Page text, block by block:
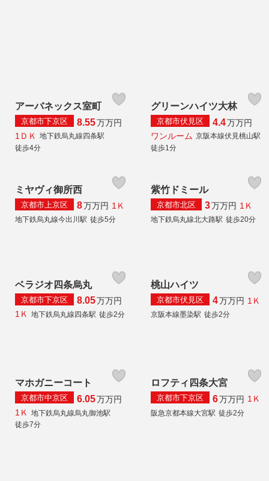
アーバネックス室町
京都市下京区 8.55万万円
1ＤＫ
地下鉄烏丸線四条駅
徒歩4分
グリーンハイツ大林
京都市伏見区 4.4万万円
ワンルーム 京阪本線伏見桃山駅
徒歩1分
ミヤヴィ御所西
京都市上京区 8万万円 1Ｋ
地下鉄烏丸線今出川駅 徒歩5分
紫竹ドミール
京都市北区 3万万円 1Ｋ
地下鉄烏丸線北大路駅 徒歩20分
ベラジオ四条烏丸
京都市下京区 8.05万万円
1Ｋ 地下鉄烏丸線四条駅 徒歩2分
桃山ハイツ
京都市伏見区 4万万円 1Ｋ
京阪本線墨染駅 徒歩2分
マホガニーコート
京都市中京区 6.05万万円
1Ｋ
地下鉄烏丸線烏丸御池駅
徒歩7分
ロフティ四条大宮
京都市下京区 6万万円 1Ｋ
阪急京都本線大宮駅 徒歩2分